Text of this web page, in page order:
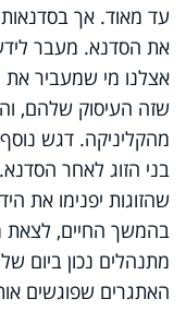
עד מאוד. אך
את הסדנא. מעבר
אצלנו מי שמעביר את
שזה העיסוק שלהם,
מהקליניקה. דגש
בני הזוג לאחר
שהזוגות יפנימו את
בהמשך החיים, לצאת
מתנהלים נכון ביום
האתגרים שפוגשים